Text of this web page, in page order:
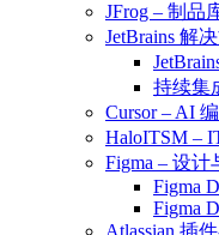
JFrog – 制品
JetBrains 解
持续集
Cursor – AI
HaloITSM –
Figma – 设计
Figma
Figma
Atlassian 插